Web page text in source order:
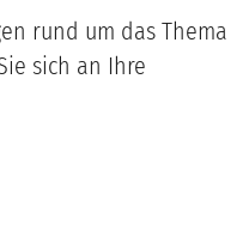
rund um das Thema
sich an Ihre